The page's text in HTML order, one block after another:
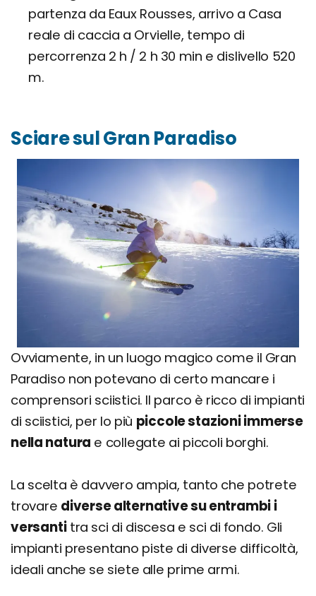
partenza da Eaux Rousses, arrivo a Casa
reale di caccia a Orvielle, tempo di
percorrenza 2 h / 2 h 30 min e dislivello 520
m.
Sciare sul Gran Paradiso
Ovviamente, in un luogo magico come il Gran
Paradiso non potevano di certo mancare i
comprensori sciistici. Il parco è ricco di impianti
di sciistici, per lo più piccole stazioni immerse
nella natura e collegate ai piccoli borghi.
La scelta è davvero ampia, tanto che potrete
trovare diverse alternative su entrambi i
versantitra sci di discesa e sci di fondo. Gli
impianti presentano piste di diverse difficoltà,
ideali anche se siete alle prime armi.